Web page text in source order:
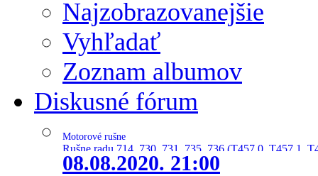
Najzobrazovanejšie
Vyhľadať
Zoznam albumov
Diskusné fórum
Motorové rušne
Rušne radu 714, 730, 731, 735, 736 (T457.0, T457.1,
08.08.2020. 21:00